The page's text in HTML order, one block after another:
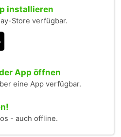
installieren
Store verfügbar.
App öffnen
eine App verfügbar.
- auch offline.